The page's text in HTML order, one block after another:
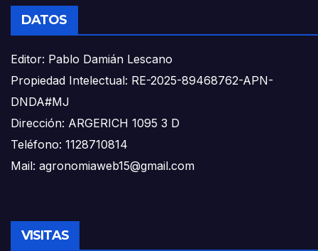
DATOS
Editor: Pablo Damián Lescano
Propiedad Intelectual: RE-2025-89468762-APN-
DNDA#MJ
Dirección: ARGERICH 1095 3 D
Teléfono: 1128710814
Mail: agronomiaweb15@gmail.com
VISITAS